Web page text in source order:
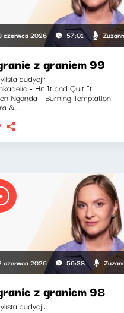
czerwca 2026 57:01
z graniem 99
audycji:
- Hit It and Quit It
Ngonda - Burning Temptation
&...
Zuzanna Iłenda
czerwca 2026 56:38
z graniem 98
audycji: